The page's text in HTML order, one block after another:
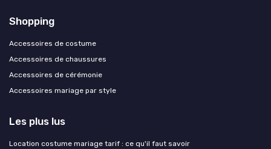
Shopping
Accessoires de costume
Accessoires de chaussures
Accessoires de cérémonie
Accessoires mariage par style
Les plus lus
Location costume mariage tarif : ce qu'il faut savoir